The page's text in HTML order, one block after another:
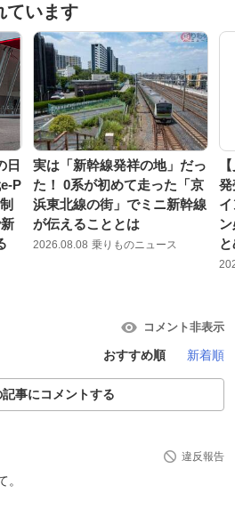
ています
日
P
実は「新幹線発祥の地」だっ
た！ 0系が初めて走った「京
浜東北線の街」でミニ新幹線
が伝えることとは
2026.08.08 乗りものニュース
発
コメント非表示
おすすめ順 新着順
記事にコメントする
違反報告
。